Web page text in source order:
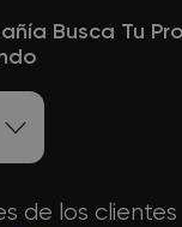
Busca Tu
de los clientes